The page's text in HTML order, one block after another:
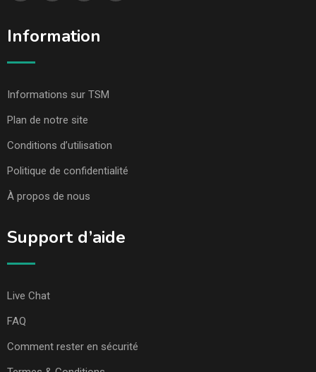
Information
Informations sur TSM
Plan de notre site
Conditions d’utilisation
Politique de confidentialité
À propos de nous
Support d’aide
Live Chat
FAQ
Comment rester en sécurité